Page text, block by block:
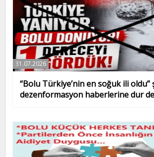
31.07.2026
“Bolu Türkiye’nin en soğuk ili oldu”
dezenformasyon haberlerine dur